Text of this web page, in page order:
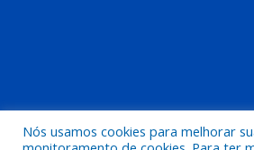
Todos os direitos
Nós usamos cookies para melhorar